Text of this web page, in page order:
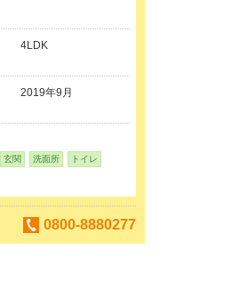
4LDK
2019年9月
玄関 洗面所 トイレ
0800-8880277